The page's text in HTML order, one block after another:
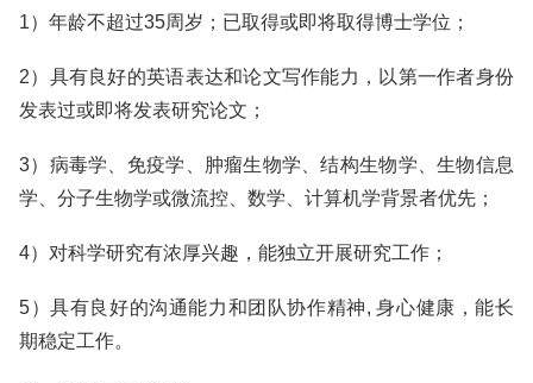
1）年龄不超过35周岁；已取得或即将取得博士学位；
2）具有良好的英语表达和论文写作能力，以第一作者身份
发表过或即将发表研究论文；
3）病毒学、免疫学、肿瘤生物学、结构生物学、生物信息
学、分子生物学或微流控、数学、计算机学背景者优先；
4）对科学研究有浓厚兴趣，能独立开展研究工作；
5）具有良好的沟通能力和团队协作精神, 身心健康，能长
期稳定工作。